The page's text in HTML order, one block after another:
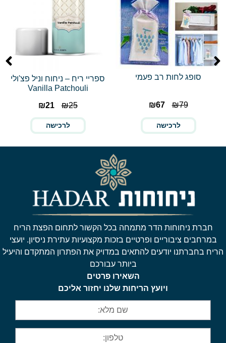
סופג לחות רב פעמי
₪79
₪67
לרכישה
ספריי ריח – ניחוח וניל פצ'ולי
Vanilla Patchouli
₪25
₪21
לרכישה
השאירו פרטים
ויועץ הריחות שלנו יחזור אליכם
חברת ניחוחות הדר מתמחה בכל הקשור לתחום הפצת הריח
במרחבים ציבוריים ופרטיים בזכות מקצועיות עתירת ניסיון. יועצי
הריח בחברתנו יודעים להתאים במדויק את הפתרון המתקדם והיעיל
ביותר עבורכם